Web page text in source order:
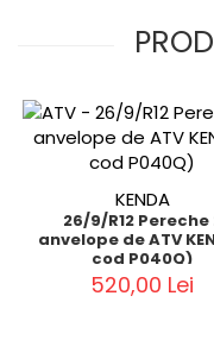
KENDA
26/9/R12 Pereche
anvelope de ATV
cod P040Q)
520,00 Lei